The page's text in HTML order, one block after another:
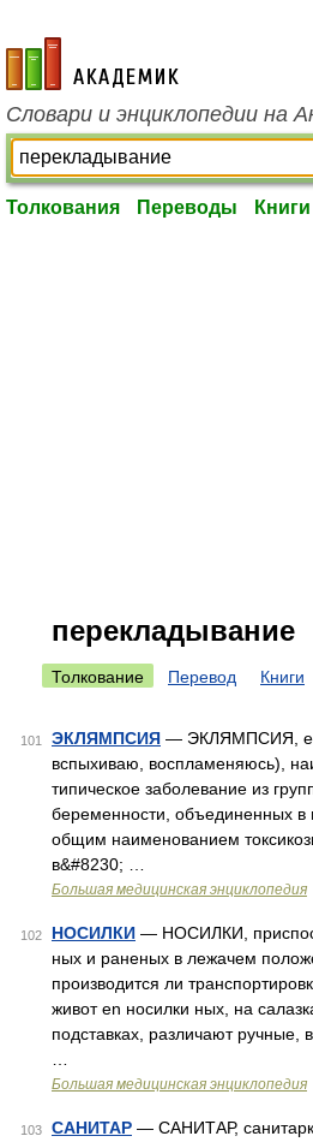
academic.ru
Словари и энциклопедии на
Толкования Переводы Книги
перекладывание
Толкование Перевод Книги
101 ЭКЛЯМПСИЯ — ЭКЛЯМПСИЯ,
вспыхиваю, воспламеняюсь),
типическое заболевание из
беременности, объединенных в
общим наименованием
в&#8230; …
Большая медицинская энциклопедия
102 НОСИЛКИ — НОСИЛКИ,
ных и раненых в лежачем
производится ли
живот en носилки ных, на
подставках, различают
Большая медицинская энциклопедия
103 САНИТАР — САНИТАР,